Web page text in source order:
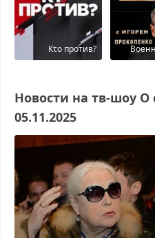
Кτо против?
Новости на тв-шоу
05.11.2025